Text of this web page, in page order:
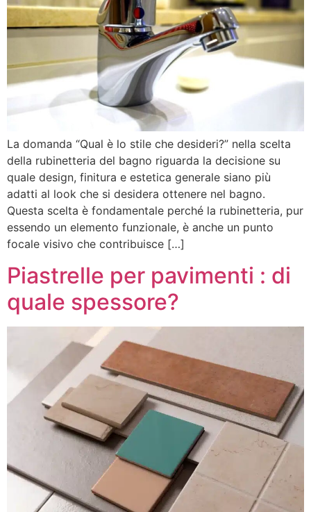
La domanda “Qual è lo stile che desideri?” nella scelta
della rubinetteria del bagno riguarda la decisione su
quale design, finitura e estetica generale siano più
adatti al look che si desidera ottenere nel bagno.
Questa scelta è fondamentale perché la rubinetteria, pur
essendo un elemento funzionale, è anche un punto
focale visivo che contribuisce […]
Piastrelle per pavimenti : di
quale spessore?